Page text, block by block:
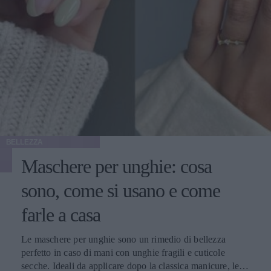
Maschere per unghie: cosa
sono, come si usano e come
farle a casa
Le maschere per unghie sono un rimedio di bellezza
perfetto in caso di mani con unghie fragili e cuticole
secche. Ideali da applicare dopo la classica manicure, le